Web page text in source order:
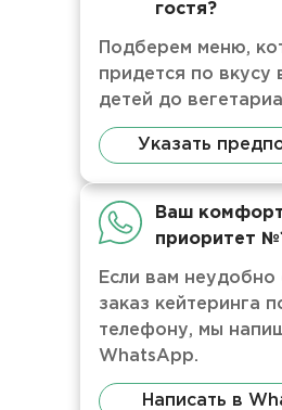
гостя?
Подберем меню,
придется по вкусу
детей до
Указать
Ваш
приоритет №1
Если вам
заказ кейтеринга
телефону, мы
WhatsApp.
Написать в